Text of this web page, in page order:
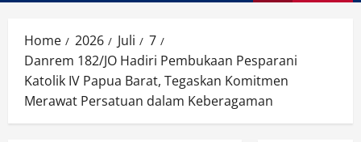
Home 2026 Juli
7
Danrem 182/JO Hadiri Pembukaan Pesparani
Katolik IV Papua Barat, Tegaskan Komitmen
Merawat Persatuan dalam Keberagaman